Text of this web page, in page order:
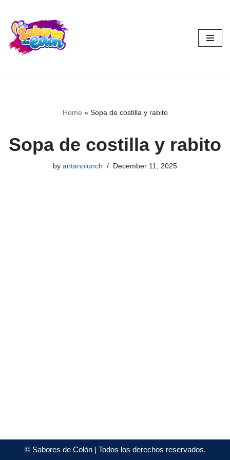
Skip
to
content
Home » Sopa de costilla y rabito
Sopa de costilla y rabito
by antanolunch December 11, 2025
©Sabores de Colón| Todos los derechos reservados.